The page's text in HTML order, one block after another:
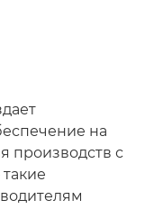
на
производств с